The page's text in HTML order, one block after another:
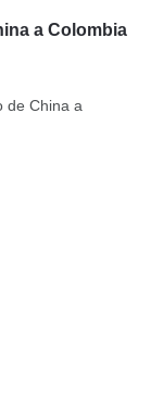
a Colombia